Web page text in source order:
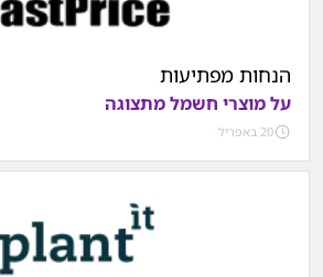
הנחות מפתיעות
על מוצרי חשמל מתצוגה
20 באפריל